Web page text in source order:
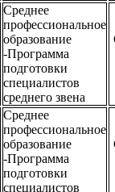
Среднее
профессиональное
образование
-Программа
подготовки
специалистов
среднего звена
Среднее
профессиональное
образование
-Программа
подготовки
специалистов